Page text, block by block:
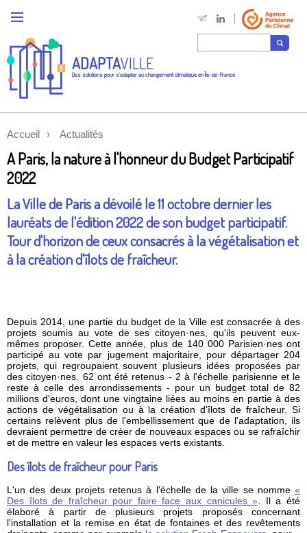
ADAPTAVILLE
Des solutions pour s'adapter au changement climatique en Île-de-France
Accueil Actualités
A Paris, la nature à l'honneur du Budget Participatif
2022
La Ville de Paris a dévoilé le 11 octobre dernier les
lauréats de l'édition 2022 de son budget participatif.
Tour d'horizon de ceux consacrés à la végétalisation et
à la création d'îlots de fraîcheur.
Depuis 2014, une partie du budget de la Ville est consacrée à des
projets soumis au vote de ses citoyen·nes, qu'ils peuvent eux-
mêmes proposer. Cette année, plus de 140 000 Parisien·nes ont
participé au vote par jugement majoritaire, pour départager 204
projets, qui regroupaient souvent plusieurs idées proposées par
des citoyen·nes. 62 ont été retenus - 2 à l'échelle parisienne et le
reste à celle des arrondissements - pour un budget total de 82
millions d'euros, dont une vingtaine liées au moins en partie à des
actions de végétalisation ou à la création d'îlots de fraîcheur. Si
certains relèvent plus de l'embellissement que de l'adaptation, ils
devraient permettre de créer de nouveaux espaces ou se rafraîchir
et de mettre en valeur les espaces verts existants.
Des îlots de fraîcheur pour Paris
L'un des deux projets retenus à l'échelle de la ville se nomme «
Des îlots de fraîcheur pour faire face aux canicules » . Il a été
élaboré à partir de plusieurs projets proposés concernant
l'installation et la remise en état de fontaines et des revêtements